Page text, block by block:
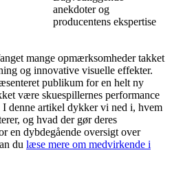
anekdoter og
producentens ekspertise
mange opmærksomheder takket
og innovative visuelle effekter.
publikum for en helt ny
være skuespillernes performance
denne artikel dykker vi ned i, hvem
og hvad der gør deres
en dybdegående oversigt over
du læse mere om medvirkende i